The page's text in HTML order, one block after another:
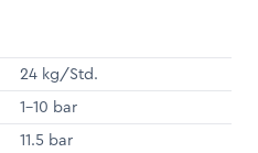
24 kg/Std.
1-10 bar
11.5 bar